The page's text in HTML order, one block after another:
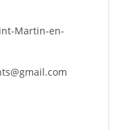
Martin-en-